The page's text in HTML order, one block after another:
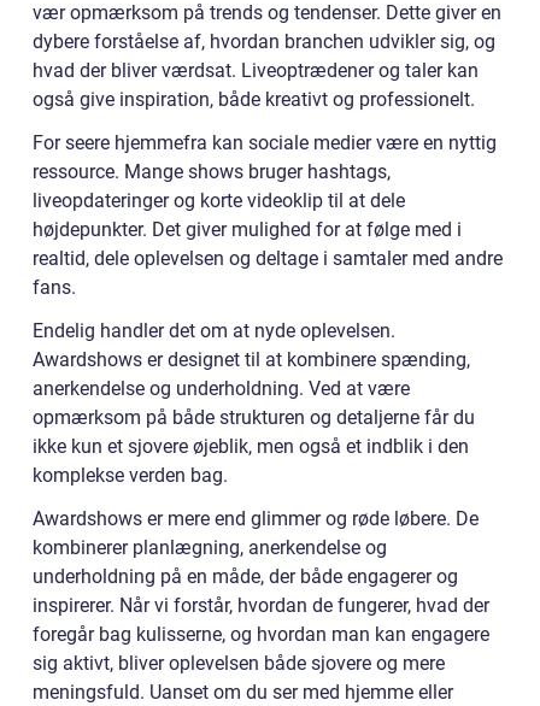
vær opmærksom på trends og tendenser. Dette giver en
dybere forståelse af, hvordan branchen udvikler sig, og
hvad der bliver værdsat. Liveoptrædener og taler kan
også give inspiration, både kreativt og professionelt.
For seere hjemmefra kan sociale medier være en nyttig
ressource. Mange shows bruger hashtags,
liveopdateringer og korte videoklip til at dele
højdepunkter. Det giver mulighed for at følge med i
realtid, dele oplevelsen og deltage i samtaler med andre
fans.
Endelig handler det om at nyde oplevelsen.
Awardshows er designet til at kombinere spænding,
anerkendelse og underholdning. Ved at være
opmærksom på både strukturen og detaljerne får du
ikke kun et sjovere øjeblik, men også et indblik i den
komplekse verden bag.
Awardshows er mere end glimmer og røde løbere. De
kombinerer planlægning, anerkendelse og
underholdning på en måde, der både engagerer og
inspirerer. Når vi forstår, hvordan de fungerer, hvad der
foregår bag kulisserne, og hvordan man kan engagere
sig aktivt, bliver oplevelsen både sjovere og mere
meningsfuld. Uanset om du ser med hjemme eller